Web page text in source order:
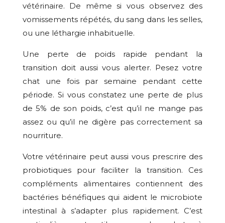
vétérinaire. De même si vous observez des
vomissements répétés, du sang dans les selles,
ou une léthargie inhabituelle.
Une perte de poids rapide pendant la
transition doit aussi vous alerter. Pesez votre
chat une fois par semaine pendant cette
période. Si vous constatez une perte de plus
de 5% de son poids, c’est qu’il ne mange pas
assez ou qu’il ne digère pas correctement sa
nourriture.
Votre vétérinaire peut aussi vous prescrire des
probiotiques pour faciliter la transition. Ces
compléments alimentaires contiennent des
bactéries bénéfiques qui aident le microbiote
intestinal à s’adapter plus rapidement. C’est